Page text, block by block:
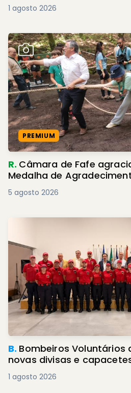
1 agosto 2026
PREMIUM
R. Câmara de Fafe
Medalha de
5 agosto 2026
B. Bombeiros Voluntários
novas divisas e
1 agosto 2026